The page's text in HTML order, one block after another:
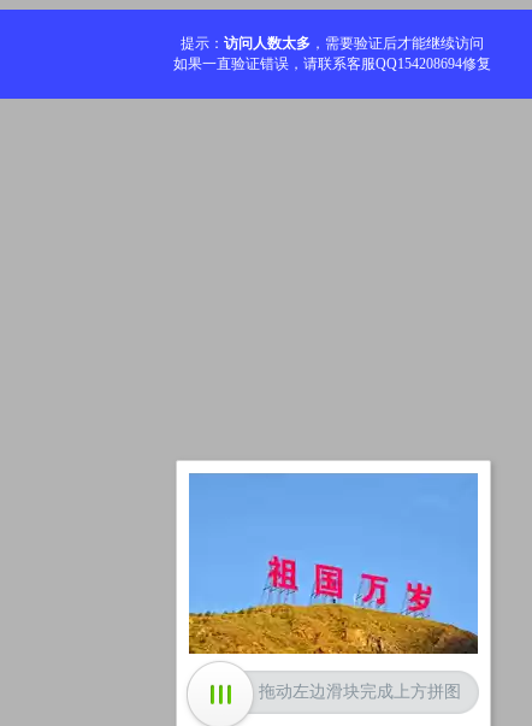
提示： 访问人数太多 ，需要验证后才能继续访问
如果一直验证错误，请联系客服QQ154208694修复
拖动左边滑块完成上方拼图